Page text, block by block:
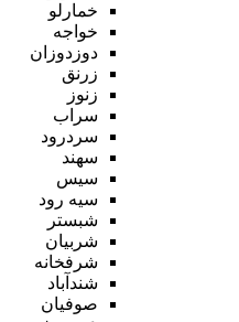
خمارلو
خواجه
دوزدوزان
زرنق
زنوز
سراب
سردرود
سهند
سیس
سیه رود
شبستر
شربیان
شرفخانه
شندآباد
صوفیان